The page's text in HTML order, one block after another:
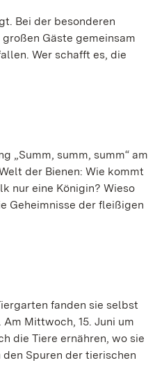
Bei der besonderen
Gäste gemeinsam
Wer schafft es, die
„Summ, summ, summ“ am
der Bienen: Wie kommt
nur eine Königin? Wieso
Geheimnisse der fleißigen
fanden sie selbst
Mittwoch, 15. Juni um
die Tiere ernähren, wo sie
Spuren der tierischen